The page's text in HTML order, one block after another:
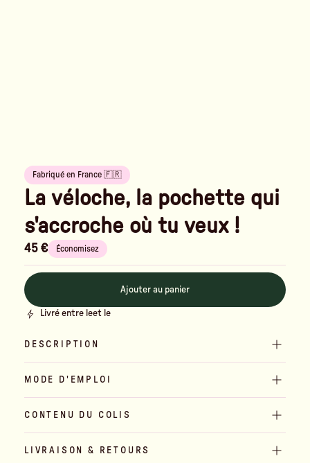
Fabriqué en France 🇫🇷
La véloche, la pochette qui
s'accroche où tu veux !
45 € Économisez
Ajouter au panier
Livré entre leet le
DESCRIPTION
MODE D'EMPLOI
CONTENU DU COLIS
LIVRAISON & RETOURS